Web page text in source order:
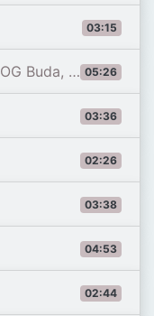
03:15
05:26
& тёмный принц)
03:36
02:26
03:38
04:53
02:44